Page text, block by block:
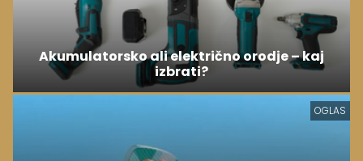
Akumulatorsko ali električno orodje – kaj
izbrati?
OGLAS